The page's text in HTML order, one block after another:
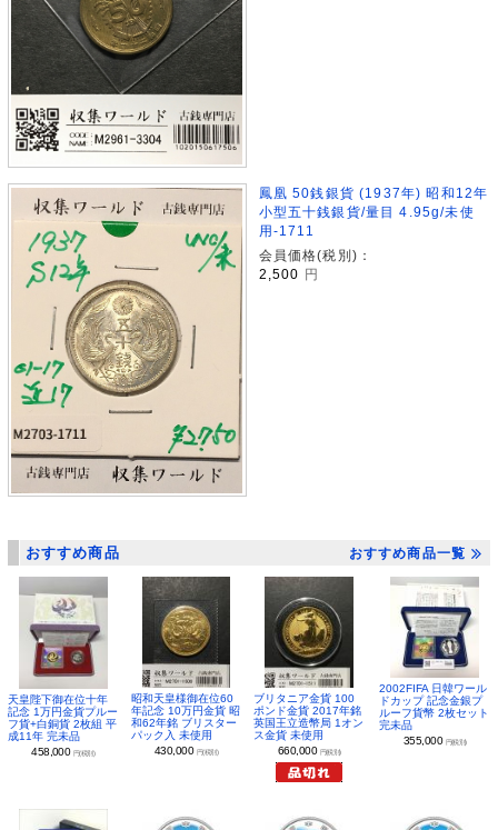
鳳凰 50銭銀貨 (1937年) 昭和12年
小型五十銭銀貨/量目 4.95g/未使
用-1711
会員価格(税別)：
2,500
円
おすすめ商品 おすすめ商品一覧
天皇陛下御在位十年
記念 1万円金貨プルー
フ貨+白銅貨 2枚組 平
成11年 完未品
458,000 円(税別)
昭和天皇様御在位60
年記念 10万円金貨 昭
和62年銘 ブリスター
パック入 未使用
430,000 円(税別)
ブリタニア金貨 100
ポンド金貨 2017年銘
英国王立造幣局 1オン
ス金貨 未使用
660,000 円(税別)
2002FIFA 日韓ワール
ドカップ 記念金銀プ
ルーフ貨幣 2枚セット
完未品
355,000 円(税別)